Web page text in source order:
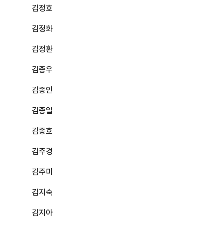
김정호
김정화
김정환
김종우
김종인
김종일
김종호
김주경
김주미
김지숙
김지아